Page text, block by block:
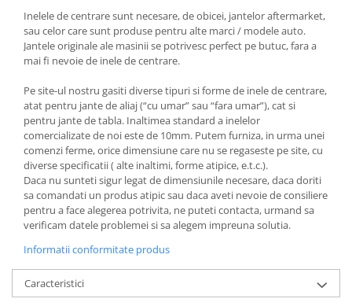
Inelele de centrare sunt necesare, de obicei, jantelor aftermarket,
sau celor care sunt produse pentru alte marci / modele auto.
Jantele originale ale masinii se potrivesc perfect pe butuc, fara a
mai fi nevoie de inele de centrare.
Pe site-ul nostru gasiti diverse tipuri si forme de inele de centrare,
atat pentru jante de aliaj (“cu umar” sau “fara umar”), cat si
pentru jante de tabla. Inaltimea standard a inelelor
comercializate de noi este de 10mm. Putem furniza, in urma unei
comenzi ferme, orice dimensiune care nu se regaseste pe site, cu
diverse specificatii ( alte inaltimi, forme atipice, e.t.c.).
Daca nu sunteti sigur legat de dimensiunile necesare, daca doriti
sa comandati un produs atipic sau daca aveti nevoie de consiliere
pentru a face alegerea potrivita, ne puteti contacta, urmand sa
verificam datele problemei si sa alegem impreuna solutia.
Informatii conformitate produs
Caracteristici